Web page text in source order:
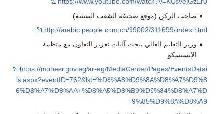
صاحب الركن (موقع صحيفة الشعب الصينية)
http://arabic.people.com.cn/99002/311699/index.html
وزير التعليم العالي يبحث آليات تعزيز التعاون مع منظمة
الإيسيسكو
https://mohesr.gov.eg/ar-eg/MediaCenter/Pages/EventsDetai
ls.aspx?eventID=762&lst=%D8%A8%D9%8A%D8%A7%D9%8
6%D8%A7%D8%AA+%D8%A5%D8%B9%D9%84%D8%A7%D
9%85%D9%8A%D8%A9